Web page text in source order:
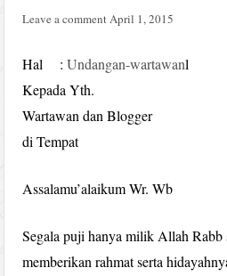
Leave a comment April 1, 2015
Hal :Undangan-wartawanl
Kepada Yth.
Wartawan dan Blogger
di Tempat
Assalamu’alaikum Wr. Wb
Segala puji hanya milik Allah Rabb
memberikan rahmat serta